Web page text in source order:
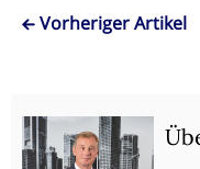
Vorheriger Artikel